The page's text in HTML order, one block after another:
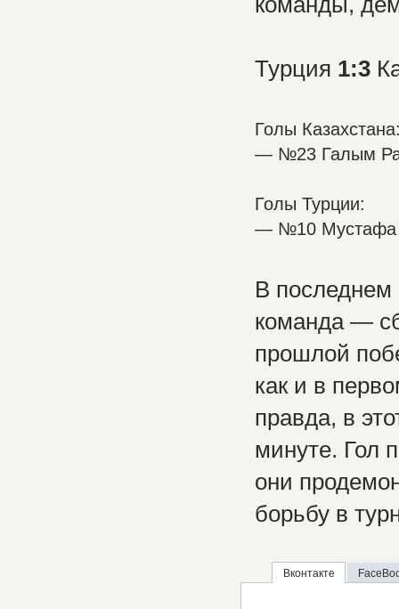
Турция 1:3
Голы
— №23 Галым
Голы Турции:
— №10 Мустафа
В последнем
команда —
прошлой
как и в
правда, в
минуте. Гол
они
борьбу в
Вконтакте